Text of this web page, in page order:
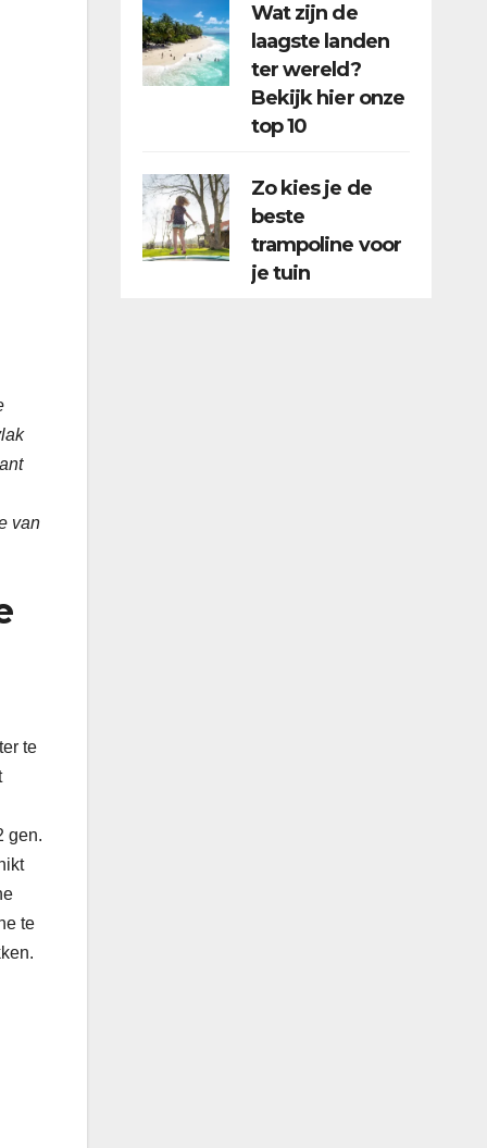
van
te
gen.
te
Wat zijn de
laagste landen
ter wereld?
Bekijk hier onze
top 10
Zo kies je de
beste
trampoline voor
je tuin